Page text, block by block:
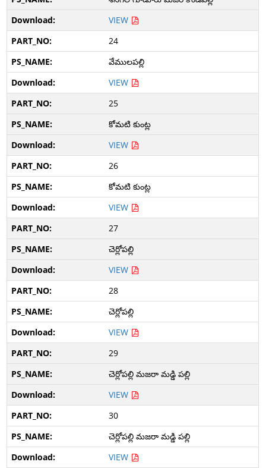
VIEW
24
వేములపల్లి
VIEW
25
కోమటి కుంట్ల
VIEW
26
కోమటి కుంట్ల
VIEW
27
చెర్లోపల్లి
VIEW
28
చెర్లోపల్లి
VIEW
29
చెర్లోపల్లి మజరా మడ్డి పల్లి
VIEW
30
చెర్లోపల్లి మజరా మడ్డి పల్లి
VIEW